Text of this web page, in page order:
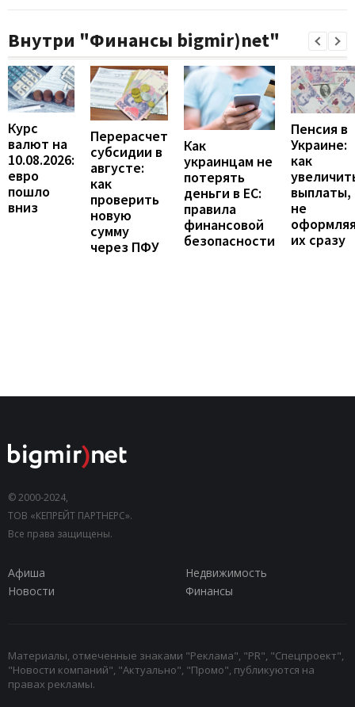
Внутри "Финансы bigmir)net"
Курс
валют на
10.08.2026:
евро
пошло
вниз
Перерасчет
субсидии в
августе:
как
проверить
новую
сумму
через ПФУ
Как
украинцам не
потерять
деньги в ЕС:
правила
финансовой
безопасности
Пенсия в
Украине:
как
выплаты,
не
их сразу
© 2000-2024,
ТОВ «КЕПРЕЙТ ПАРТНЕРС».
Все права защищены.
Афиша
Недвижимость
Новости
Финансы
Материалы, отмеченные знаками "Реклама", "PR", "Спецпроект",
"Новости компаний", "Актуально", "Промо", публикуются на
правах рекламы.